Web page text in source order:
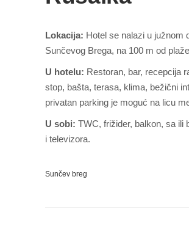
Lokacija: Hotel se nalazi u južnom
Sunčevog Brega, na 100 m od
U hotelu: Restoran, bar, recepcija
stop, bašta, terasa, klima, bežični
privatan parking je moguć na licu
U sobi: TWC, frižider, balkon, sa ili
i televizora.
Sunčev breg